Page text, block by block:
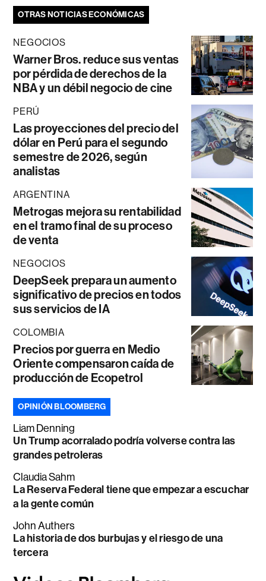
OTRAS NOTICIAS ECONÓMICAS
NEGOCIOS
Warner Bros. reduce sus ventas
por pérdida de derechos de la
NBA y un débil negocio de cine
PERÚ
Las proyecciones del precio del
dólar en Perú para el segundo
semestre de 2026, según
analistas
ARGENTINA
Metrogas mejora su rentabilidad
en el tramo final de su proceso
de venta
NEGOCIOS
DeepSeek prepara un aumento
significativo de precios en todos
sus servicios de IA
COLOMBIA
Precios por guerra en Medio
Oriente compensaron caída de
producción de Ecopetrol
OPINIÓN BLOOMBERG
Liam Denning
Un Trump acorralado podría volverse contra las
grandes petroleras
Claudia Sahm
La Reserva Federal tiene que empezar a escuchar
a la gente común
John Authers
La historia de dos burbujas y el riesgo de una
tercera